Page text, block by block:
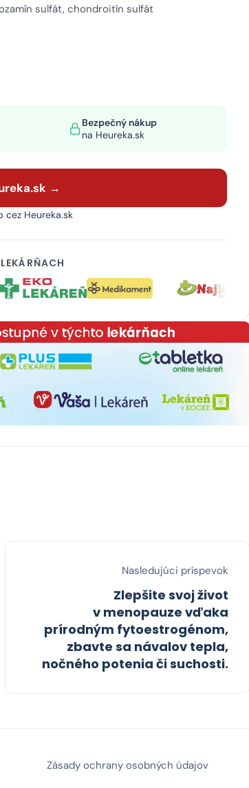
sulfát, chondroitín sulfát
Bezpečný nákup
na Heureka.sk
→
cez Heureka.sk
Nasledujúci príspevok
Zlepšite svoj život
v menopauze vďaka
prírodným fytoestrogénom,
zbavte sa návalov tepla,
nočného potenia či suchosti.
Zásady ochrany osobných údajov